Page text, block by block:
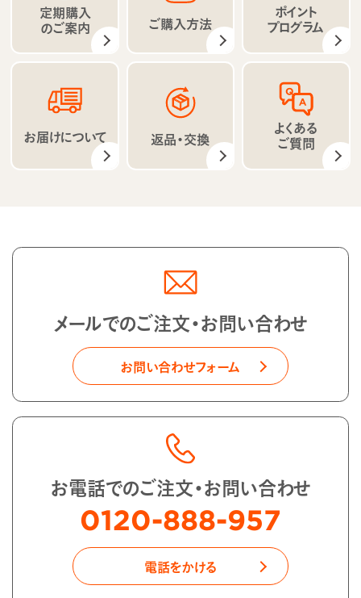
定期購入
のご案内 ご購入方法
ポイント
プログラム
お届けについて 返品・交換
よくある
ご質問
メールでのご注文・お問い合わせ
お問い合わせフォーム
お電話でのご注文・お問い合わせ
0120-888-957
電話をかける